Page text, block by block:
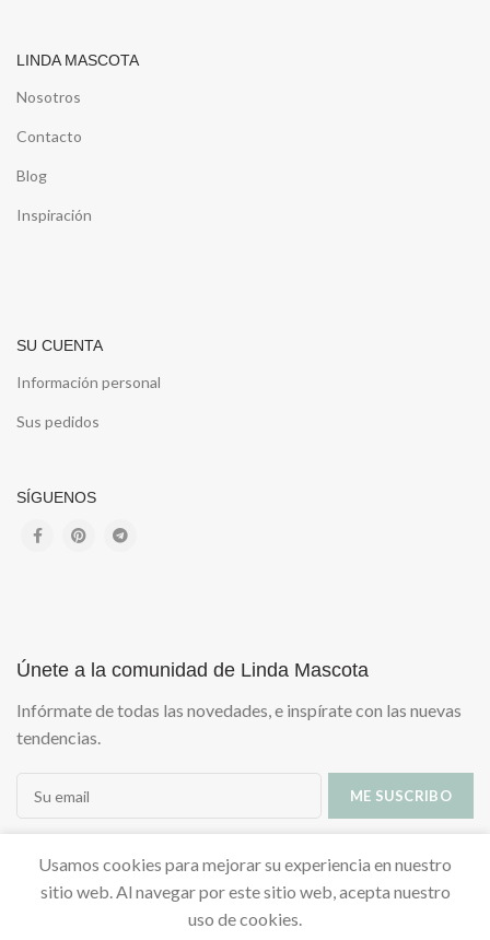
LINDA MASCOTA
Nosotros
Contacto
Blog
Inspiración
SU CUENTA
Información personal
Sus pedidos
SÍGUENOS
Únete a la comunidad de Linda Mascota
Infórmate de todas las novedades, e inspírate con las nuevas
tendencias.
Usamos cookies para mejorar su experiencia en nuestro
sitio web. Al navegar por este sitio web, acepta nuestro
uso de cookies.